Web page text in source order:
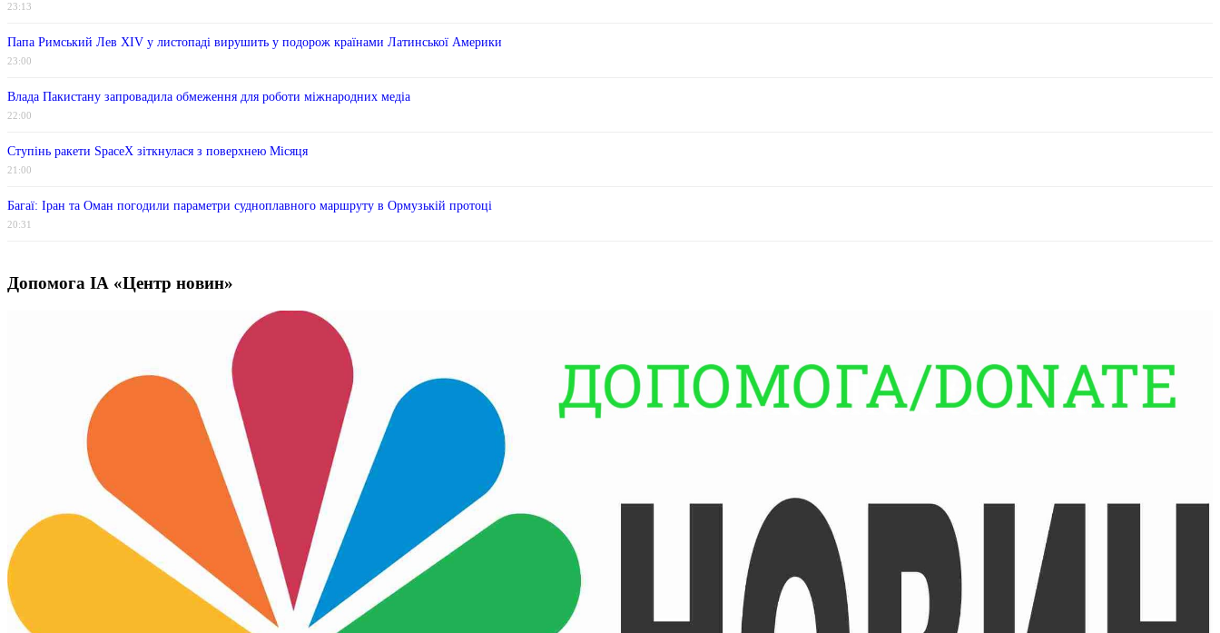
23:13
Папа Римський Лев XIV у листопаді вирушить у подорож країнами Латинської Америки
23:00
Влада Пакистану запровадила обмеження для роботи міжнародних медіа
22:00
Ступінь ракети SpaceX зіткнулася з поверхнею Місяця
21:00
Багаї: Іран та Оман погодили параметри судноплавного маршруту в Ормузькій протоці
20:31
Допомога ІА «Центр новин»